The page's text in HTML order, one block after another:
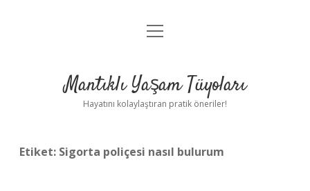
Anasayfa
Yasal Uyarı
menüyü
Mantıklı Yaşam Tüyoları
Hayatını kolaylaştıran pratik öneriler!
Etiket: Sigorta poliçesi nasıl bulurum